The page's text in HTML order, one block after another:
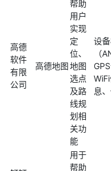
高德
软件
有限
公司
高德地图
帮助
用户
实现
定
位、
地图
选点
及路
线规
划相
关功
能
设
（
息
用于
帮助